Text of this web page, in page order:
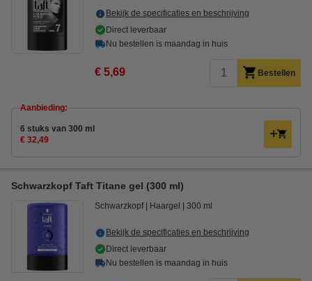
Bekijk de specificaties en beschrijving
Direct leverbaar
Nu bestellen is maandag in huis
€ 5,69 Bestellen
Aanbieding:
6 stuks van 300 ml
€ 32,49
Schwarzkopf Taft Titane gel (300 ml)
Schwarzkopf Haargel 300 ml
Bekijk de specificaties en beschrijving
Direct leverbaar
Nu bestellen is maandag in huis